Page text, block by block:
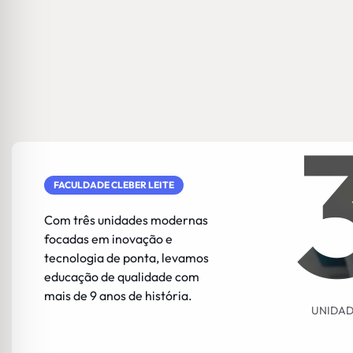
FACULDADE CLEBER LEITE
Com três unidades modernas
focadas em inovação e
tecnologia de ponta, levamos
educação de qualidade com
mais de 9 anos de história.